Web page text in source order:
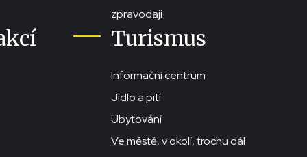
zpravodaji
Turismus
Informační centrum
Jídlo a pití
Ubytování
Ve městě, v okolí, trochu dál